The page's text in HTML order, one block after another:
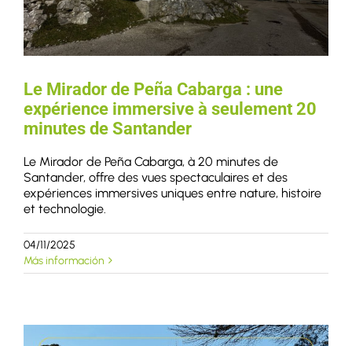
Le Mirador de Peña Cabarga : une
expérience immersive à seulement 20
minutes de Santander
Le Mirador de Peña Cabarga, à 20 minutes de
Santander, offre des vues spectaculaires et des
expériences immersives uniques entre nature, histoire
et technologie.
04/11/2025
Más información